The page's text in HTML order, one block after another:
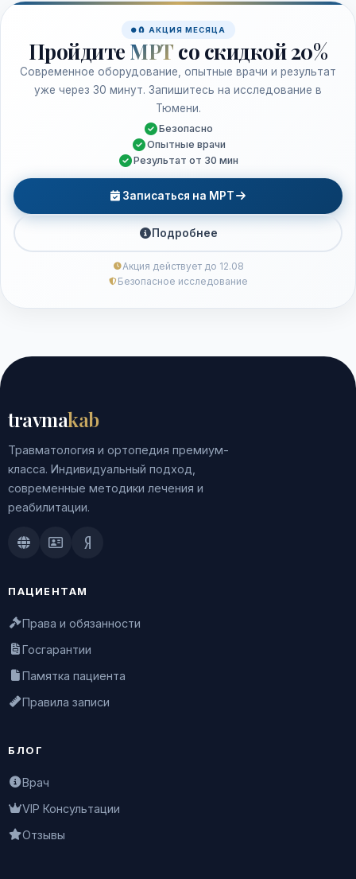
🧲 АКЦИЯ МЕСЯЦА
Пройдите МРТ со скидкой 20%
Современное оборудование, опытные врачи и результат
уже через 30 минут. Запишитесь на исследование в
Тюмени.
Безопасно
Опытные врачи
Результат от 30 мин
Записаться на МРТ
Подробнее
Акция действует до 12.08
Безопасное исследование
travmakab
Травматология и ортопедия премиум-
класса. Индивидуальный подход,
современные методики лечения и
реабилитации.
Doctu.ruПроДокторов
Яндекс.Здоровье
ПАЦИЕНТАМ
Права и обязанности
Госгарантии
Памятка пациента
Правила записи
БЛОГ
Врач
VIP Консультации
Отзывы